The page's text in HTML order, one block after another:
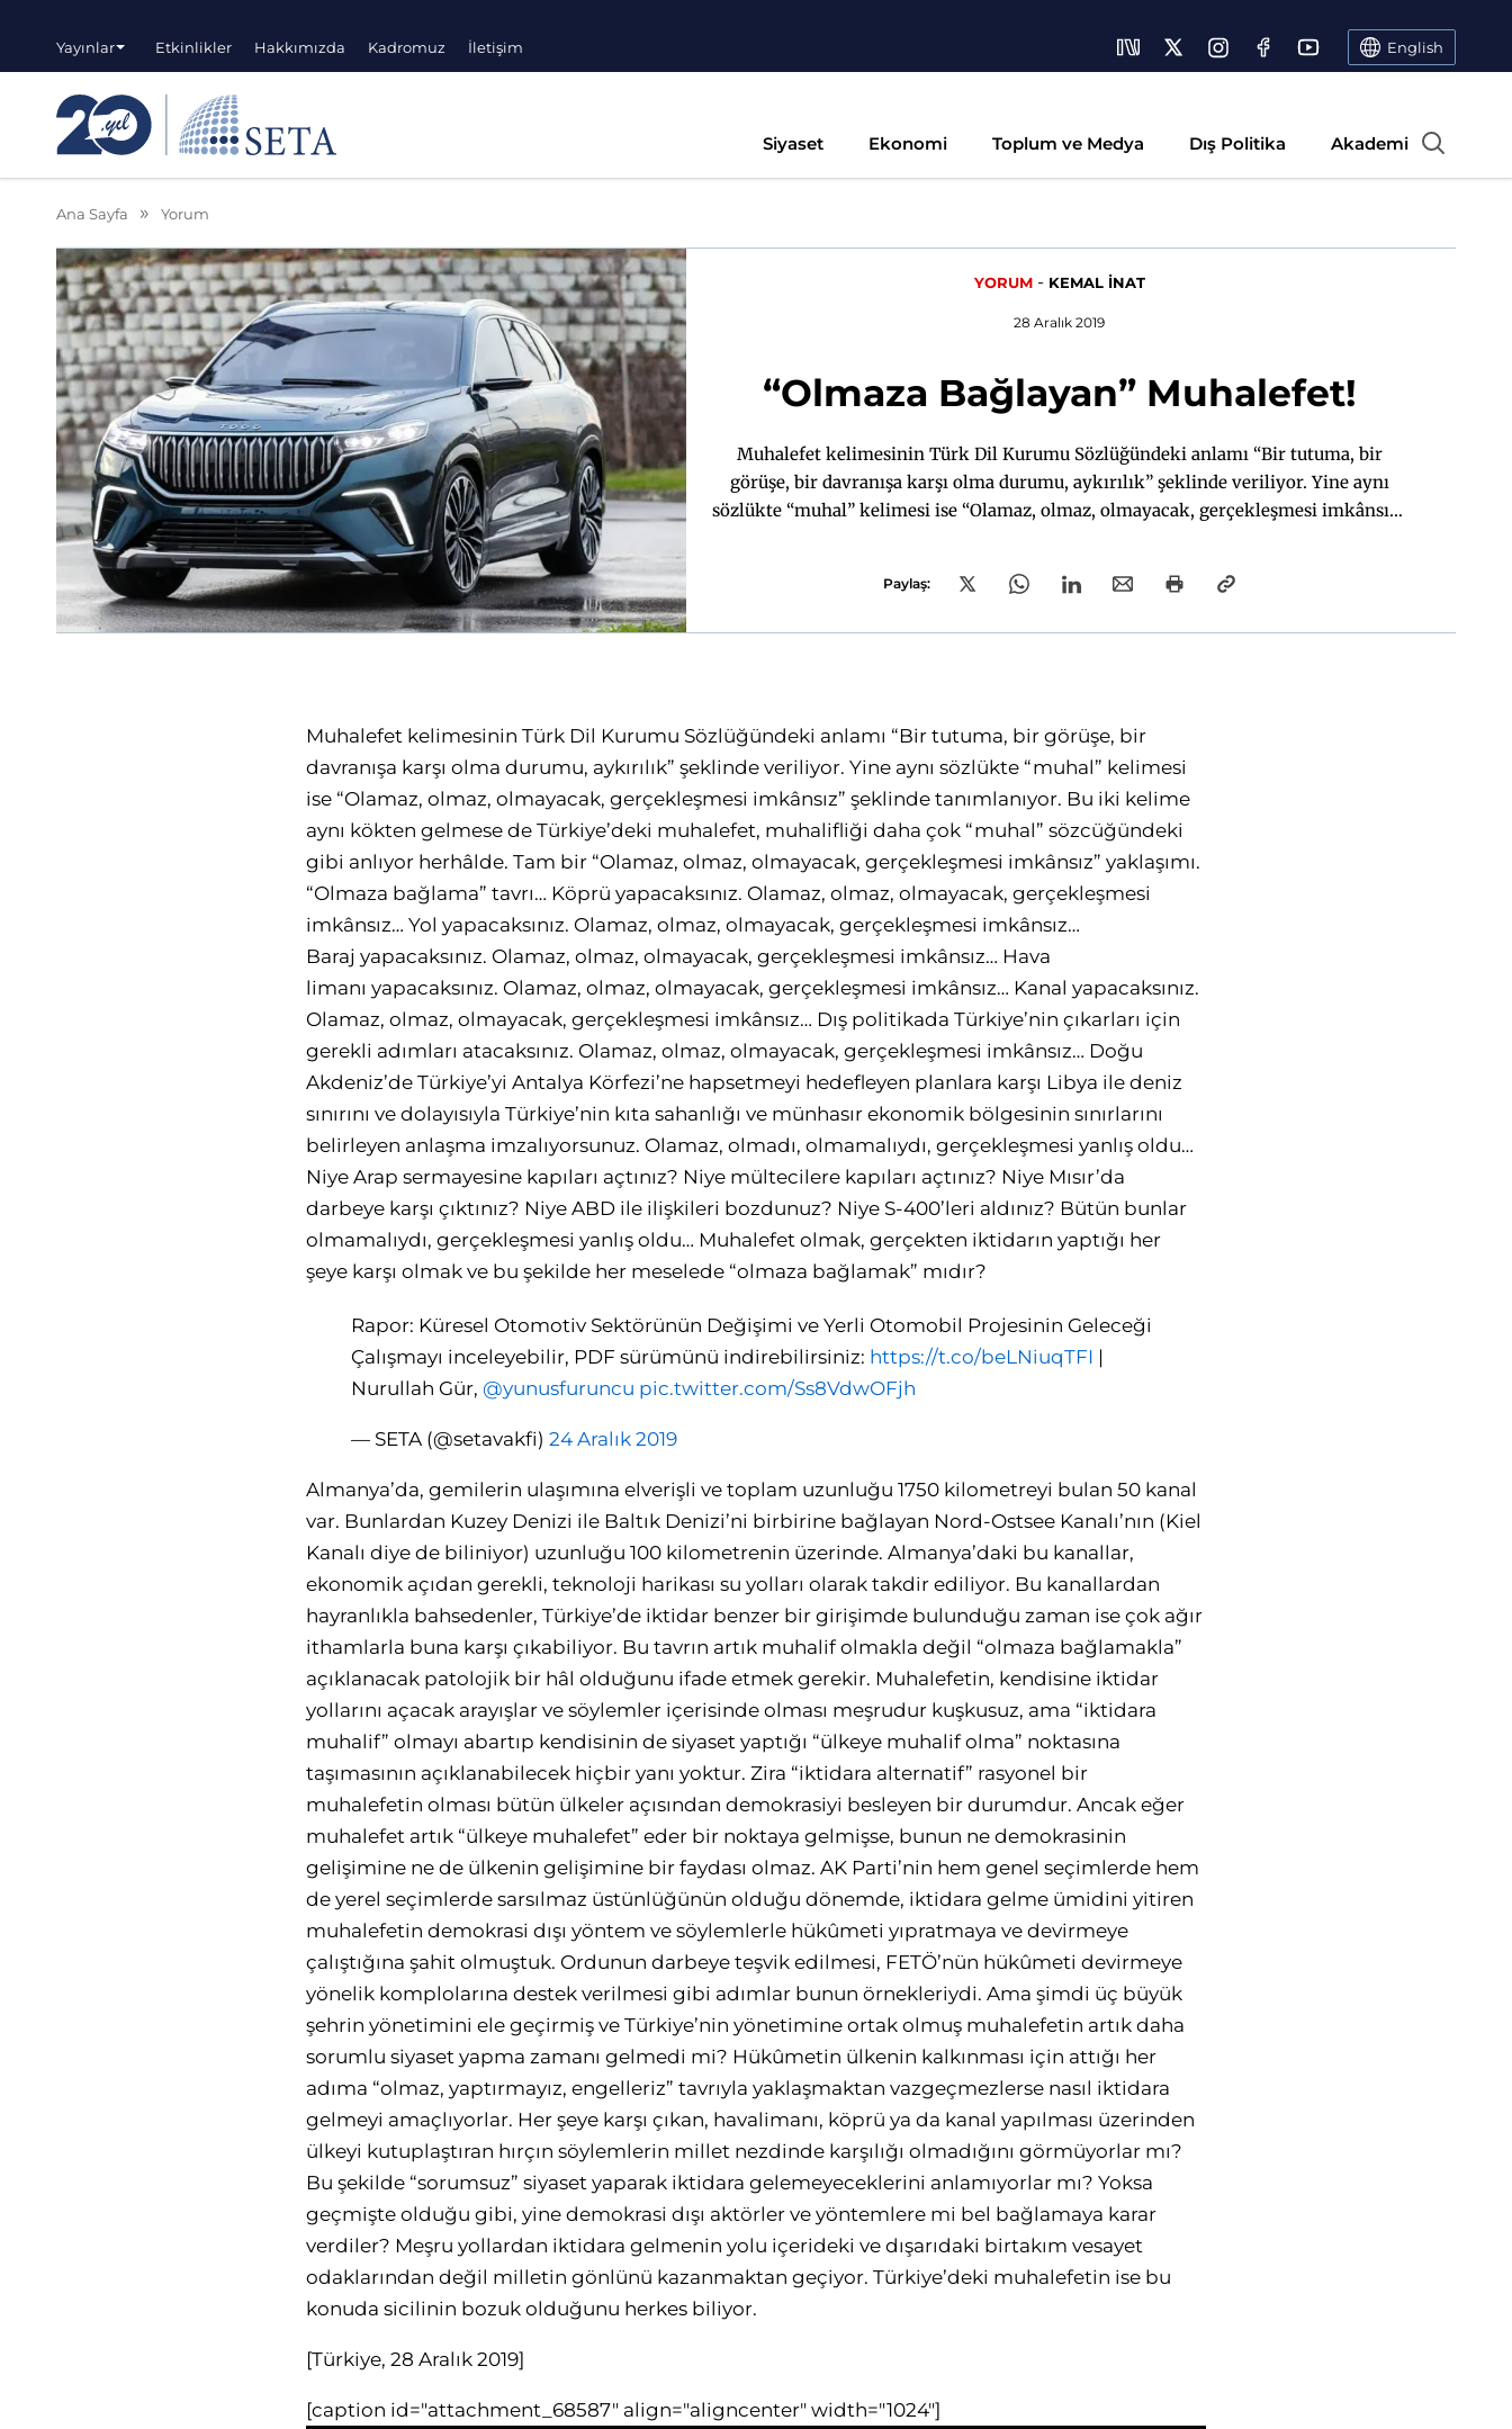
Yayınlar Etkinlikler Hakkımızda Kadromuz İletişim English
Siyaset Ekonomi Toplum ve Medya Dış Politika Akademi
Ana Sayfa Yorum
YORUM- KEMAL İNAT
28 Aralık 2019
“Olmaza Bağlayan” Muhalefet!
Muhalefet kelimesinin Türk Dil Kurumu Sözlüğündeki anlamı “Bir tutuma, bir
görüşe, bir davranışa karşı olma durumu, aykırılık” şeklinde veriliyor. Yine aynı
sözlükte “muhal” kelimesi ise “Olamaz, olmaz, olmayacak, gerçekleşmesi imkânsız”
Paylaş:
Muhalefet kelimesinin Türk Dil Kurumu Sözlüğündeki anlamı “Bir tutuma, bir görüşe, bir
davranışa karşı olma durumu, aykırılık” şeklinde veriliyor. Yine aynı sözlükte “muhal” kelimesi
ise “Olamaz, olmaz, olmayacak, gerçekleşmesi imkânsız” şeklinde tanımlanıyor. Bu iki kelime
aynı kökten gelmese de Türkiye’deki muhalefet, muhalifliği daha çok “muhal” sözcüğündeki
gibi anlıyor herhâlde. Tam bir “Olamaz, olmaz, olmayacak, gerçekleşmesi imkânsız” yaklaşımı.
“Olmaza bağlama” tavrı… Köprü yapacaksınız. Olamaz, olmaz, olmayacak, gerçekleşmesi
imkânsız… Yol yapacaksınız. Olamaz, olmaz, olmayacak, gerçekleşmesi imkânsız…
Baraj yapacaksınız. Olamaz, olmaz, olmayacak, gerçekleşmesi imkânsız… Hava
limanı yapacaksınız. Olamaz, olmaz, olmayacak, gerçekleşmesi imkânsız… Kanal yapacaksınız.
Olamaz, olmaz, olmayacak, gerçekleşmesi imkânsız… Dış politikada Türkiye’nin çıkarları için
gerekli adımları atacaksınız. Olamaz, olmaz, olmayacak, gerçekleşmesi imkânsız… Doğu
Akdeniz’de Türkiye’yi Antalya Körfezi’ne hapsetmeyi hedefleyen planlara karşı Libya ile deniz
sınırını ve dolayısıyla Türkiye’nin kıta sahanlığı ve münhasır ekonomik bölgesinin sınırlarını
belirleyen anlaşma imzalıyorsunuz. Olamaz, olmadı, olmamalıydı, gerçekleşmesi yanlış oldu…
Niye Arap sermayesine kapıları açtınız? Niye mültecilere kapıları açtınız? Niye Mısır’da
darbeye karşı çıktınız? Niye ABD ile ilişkileri bozdunuz? Niye S-400’leri aldınız? Bütün bunlar
olmamalıydı, gerçekleşmesi yanlış oldu… Muhalefet olmak, gerçekten iktidarın yaptığı her
şeye karşı olmak ve bu şekilde her meselede “olmaza bağlamak” mıdır?
Rapor: Küresel Otomotiv Sektörünün Değişimi ve Yerli Otomobil Projesinin Geleceği
Çalışmayı inceleyebilir, PDF sürümünü indirebilirsiniz: https://t.co/beLNiuqTFI |
Nurullah Gür, @yunusfuruncu pic.twitter.com/Ss8VdwOFjh
— SETA (@setavakfi) 24 Aralık 2019
Almanya’da, gemilerin ulaşımına elverişli ve toplam uzunluğu 1750 kilometreyi bulan 50 kanal
var. Bunlardan Kuzey Denizi ile Baltık Denizi’ni birbirine bağlayan Nord-Ostsee Kanalı’nın (Kiel
Kanalı diye de biliniyor) uzunluğu 100 kilometrenin üzerinde. Almanya’daki bu kanallar,
ekonomik açıdan gerekli, teknoloji harikası su yolları olarak takdir ediliyor. Bu kanallardan
hayranlıkla bahsedenler, Türkiye’de iktidar benzer bir girişimde bulunduğu zaman ise çok ağır
ithamlarla buna karşı çıkabiliyor. Bu tavrın artık muhalif olmakla değil “olmaza bağlamakla”
açıklanacak patolojik bir hâl olduğunu ifade etmek gerekir. Muhalefetin, kendisine iktidar
yollarını açacak arayışlar ve söylemler içerisinde olması meşrudur kuşkusuz, ama “iktidara
muhalif” olmayı abartıp kendisinin de siyaset yaptığı “ülkeye muhalif olma” noktasına
taşımasının açıklanabilecek hiçbir yanı yoktur. Zira “iktidara alternatif” rasyonel bir
muhalefetin olması bütün ülkeler açısından demokrasiyi besleyen bir durumdur. Ancak eğer
muhalefet artık “ülkeye muhalefet” eder bir noktaya gelmişse, bunun ne demokrasinin
gelişimine ne de ülkenin gelişimine bir faydası olmaz. AK Parti’nin hem genel seçimlerde hem
de yerel seçimlerde sarsılmaz üstünlüğünün olduğu dönemde, iktidara gelme ümidini yitiren
muhalefetin demokrasi dışı yöntem ve söylemlerle hükûmeti yıpratmaya ve devirmeye
çalıştığına şahit olmuştuk. Ordunun darbeye teşvik edilmesi, FETÖ’nün hükûmeti devirmeye
yönelik komplolarına destek verilmesi gibi adımlar bunun örnekleriydi. Ama şimdi üç büyük
şehrin yönetimini ele geçirmiş ve Türkiye’nin yönetimine ortak olmuş muhalefetin artık daha
sorumlu siyaset yapma zamanı gelmedi mi? Hükûmetin ülkenin kalkınması için attığı her
adıma “olmaz, yaptırmayız, engelleriz” tavrıyla yaklaşmaktan vazgeçmezlerse nasıl iktidara
gelmeyi amaçlıyorlar. Her şeye karşı çıkan, havalimanı, köprü ya da kanal yapılması üzerinden
ülkeyi kutuplaştıran hırçın söylemlerin millet nezdinde karşılığı olmadığını görmüyorlar mı?
Bu şekilde “sorumsuz” siyaset yaparak iktidara gelemeyeceklerini anlamıyorlar mı? Yoksa
geçmişte olduğu gibi, yine demokrasi dışı aktörler ve yöntemlere mi bel bağlamaya karar
verdiler? Meşru yollardan iktidara gelmenin yolu içerideki ve dışarıdaki birtakım vesayet
odaklarından değil milletin gönlünü kazanmaktan geçiyor. Türkiye’deki muhalefetin ise bu
konuda sicilinin bozuk olduğunu herkes biliyor.
[Türkiye, 28 Aralık 2019]
[caption id="attachment_68587" align="aligncenter" width="1024"]